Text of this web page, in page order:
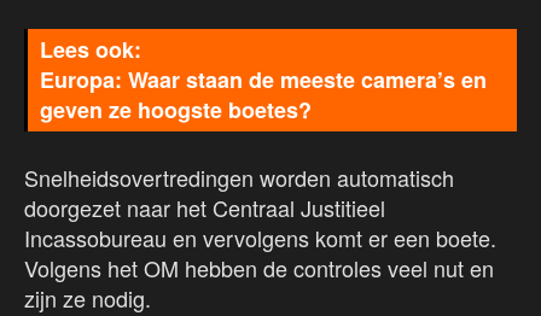
Europa: Waar staan de meeste camera’s en
geven ze hoogste boetes?
Snelheidsovertredingen worden automatisch
doorgezet naar het Centraal Justitieel
Incassobureau en vervolgens komt er een boete.
Volgens het OM hebben de controles veel nut en
zijn ze nodig.